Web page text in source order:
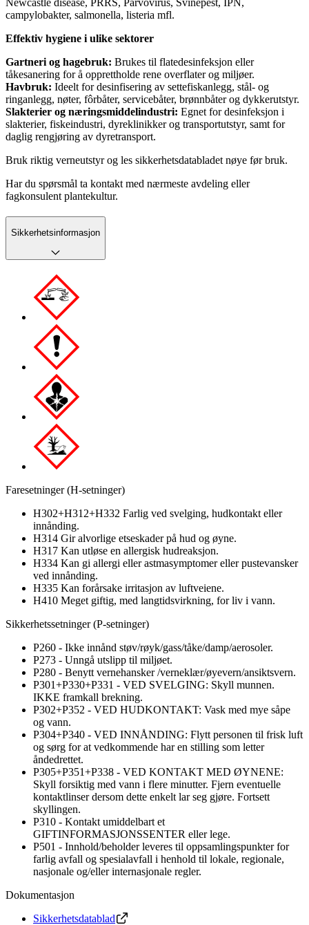
Newcastle disease, PRRS, Parvovirus, Svinepest, IPN,
campylobakter, salmonella, listeria mfl.
Effektiv hygiene i ulike sektorer
Gartneri og hagebruk: Brukes til flatedesinfeksjon eller
tåkesanering for å opprettholde rene overflater og miljøer.
Havbruk: Ideelt for desinfisering av settefiskanlegg, stål- og
ringanlegg, nøter, fôrbåter, servicebåter, brønnbåter og dykkerutstyr.
Slakterier og næringsmiddelindustri: Egnet for desinfeksjon i
slakterier, fiskeindustri, dyreklinikker og transportutstyr, samt for
daglig rengjøring av dyretransport.
Bruk riktig verneutstyr og les sikkerhetsdatabladet nøye før bruk.
Har du spørsmål ta kontakt med nærmeste avdeling eller
fagkonsulent plantekultur.
Sikkerhetsinformasjon
Faresetninger (H-setninger)
H302+H312+H332 Farlig ved svelging, hudkontakt eller
innånding.
H314 Gir alvorlige etseskader på hud og øyne.
H317 Kan utløse en allergisk hudreaksjon.
H334 Kan gi allergi eller astmasymptomer eller pustevansker
ved innånding.
H335 Kan forårsake irritasjon av luftveiene.
H410 Meget giftig, med langtidsvirkning, for liv i vann.
Sikkerhetssetninger (P-setninger)
P260 - Ikke innånd støv/røyk/gass/tåke/damp/aerosoler.
P273 - Unngå utslipp til miljøet.
P280 - Benytt vernehansker /verneklær/øyevern/ansiktsvern.
P301+P330+P331 - VED SVELGING: Skyll munnen.
IKKE framkall brekning.
P302+P352 - VED HUDKONTAKT: Vask med mye såpe
og vann.
P304+P340 - VED INNÅNDING: Flytt personen til frisk luft
og sørg for at vedkommende har en stilling som letter
åndedrettet.
P305+P351+P338 - VED KONTAKT MED ØYNENE:
Skyll forsiktig med vann i flere minutter. Fjern eventuelle
kontaktlinser dersom dette enkelt lar seg gjøre. Fortsett
skyllingen.
P310 - Kontakt umiddelbart et
GIFTINFORMASJONSSENTER eller lege.
P501 - Innhold/beholder leveres til oppsamlingspunkter for
farlig avfall og spesialavfall i henhold til lokale, regionale,
nasjonale og/eller internasjonale regler.
Dokumentasjon
Sikkerhetsdatablad